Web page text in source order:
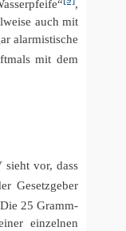
,
auch mit
alarmistische
mit dem
sieht vor, dass
Gesetzgeber
Die 25 Gramm-
einzelnen